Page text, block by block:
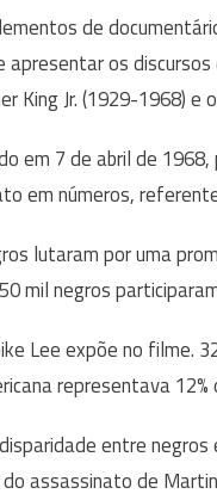
de
os
King Jr. (1929-1968) e
em 7 de abril de
em números,
lutaram por uma
mil negros
Lee expõe no filme.
representava
entre negros
assassinato de